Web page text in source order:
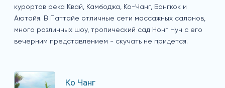
курортов река Квай, Камбоджа, Ко-Чанг, Бангкок и
Аютайя. В Паттайе отличные сети массажных салонов,
много различных шоу, тропический сад Нонг Нуч с его
вечерним представлением - скучать не придется.
Ко Чанг